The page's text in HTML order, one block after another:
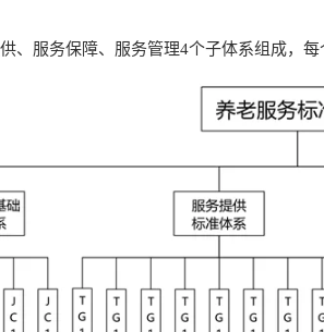
、服务保障、服务管理4个子体系组成，